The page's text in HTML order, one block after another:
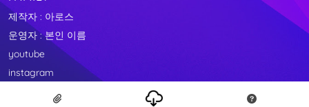
제작자 : 아로스
운영자 : 본인 이름
youtube
instagram